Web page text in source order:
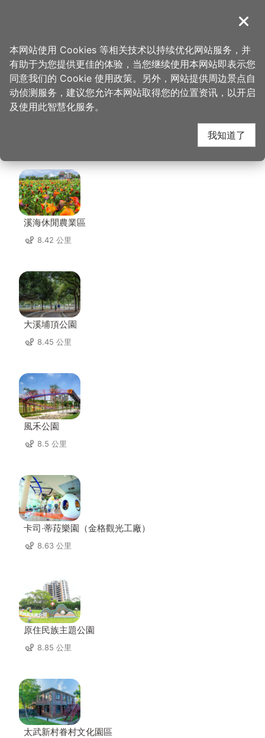
導覽
首页 > 想去的地方 > 住宿 > 168汽车旅馆(中坜二馆)
168汽车旅馆(中坜二
馆) 周边景点
溪海休閒農業區
8.42 公里
大溪埔頂公園
8.45 公里
風禾公園
8.5 公里
卡司‧蒂菈樂園（金格觀光工廠）
8.63 公里
原住民族主題公園
8.85 公里
太武新村眷村文化園區
关闭
本网站使用 Cookies 等相关技术以持续优化网站服务，并
有助于为您提供更佳的体验，当您继续使用本网站即表示您
同意我们的 Cookie 使用政策。另外，网站提供周边景点自
动侦测服务，建议您允许本网站取得您的位置资讯，以开启
及使用此智慧化服务。
我知道了